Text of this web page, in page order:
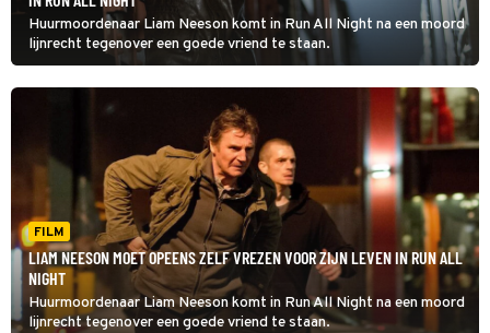
Huurmoordenaar Liam Neeson komt in Run All Night na een moord
lijnrecht tegenover een goede vriend te staan.
FILM
LIAM NEESON MOET OPEENS ZELF VREZEN VOOR ZIJN LEVEN IN RUN ALL
NIGHT
Huurmoordenaar Liam Neeson komt in Run All Night na een moord
lijnrecht tegenover een goede vriend te staan.